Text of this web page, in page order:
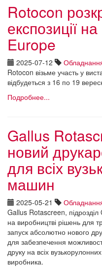
Rotocon
експозиції
Europe
2025-07-12
Rotocon візьме участь у
відбудеться з 16 по 19
Подробнее...
Gallus
новий
для всіх
машин
2025-05-21
Gallus Rotascreen,
на виробництві рішень для
запуск абсолютно нового
для забезпечення
друку на всіх
виробника.